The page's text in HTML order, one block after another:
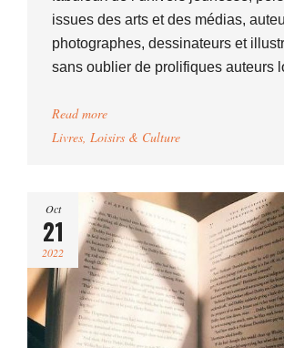
issues des arts et des médias,
photographes, dessinateurs et
sans oublier de prolifiques auteurs
Read more
Livres, Loisirs & Culture
Oct
21
2022